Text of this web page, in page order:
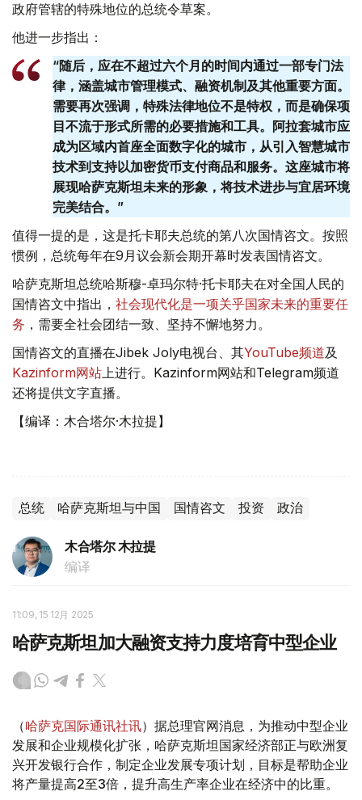
政府管辖的特殊地位的总统令草案。
他进一步指出：
“随后，应在不超过六个月的时间内通过一部专门法
律，涵盖城市管理模式、融资机制及其他重要方面。
需要再次强调，特殊法律地位不是特权，而是确保项
目不流于形式所需的必要措施和工具。阿拉套城市应
成为区域内首座全面数字化的城市，从引入智慧城市
技术到支持以加密货币支付商品和服务。这座城市将
展现哈萨克斯坦未来的形象，将技术进步与宜居环境
完美结合。”
值得一提的是，这是托卡耶夫总统的第八次国情咨文。按照
惯例，总统每年在9月议会新会期开幕时发表国情咨文。
哈萨克斯坦总统哈斯穆-卓玛尔特·托卡耶夫在对全国人民的
国情咨文中指出， 社会现代化是一项关乎国家未来的重要任
务 ，需要全社会团结一致、坚持不懈地努力。
国情咨文的直播在Jibek Joly电视台、其YouTube频道及
Kazinform网站上进行。Kazinform网站和Telegram频道
还将提供文字直播。
【编译：木合塔尔·木拉提】
总统 哈萨克斯坦与中国 国情咨文 投资 政治
木合塔尔 木拉提
编译
11:09, 15 12月 2025
哈萨克斯坦加大融资支持力度培育中型企业
（哈萨克国际通讯社讯）据总理官网消息，为推动中型企业
发展和企业规模化扩张，哈萨克斯坦国家经济部正与欧洲复
兴开发银行合作，制定企业发展专项计划，目标是帮助企业
将产量提高2至3倍，提升高生产率企业在经济中的比重。